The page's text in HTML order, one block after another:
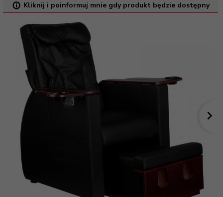
Kliknij i poinformuj mnie gdy produkt będzie dostępny